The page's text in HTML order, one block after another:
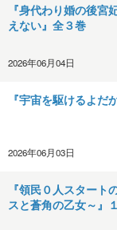
『身代わり婚の後宮
えない』全３巻
2026年06月04日
『宇宙を駆けるよだ
2026年06月03日
『領民０人スター
スと蒼角の乙女～』